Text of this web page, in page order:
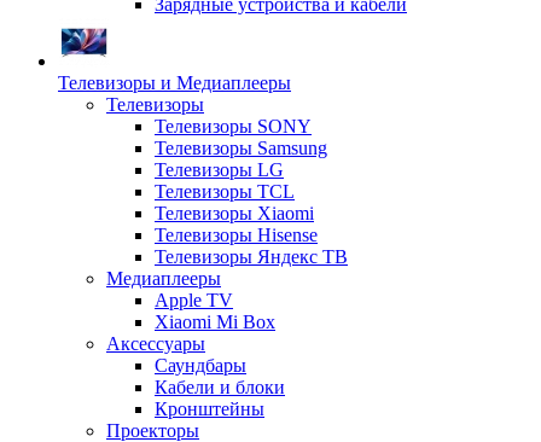
Зарядные устройства и кабели
Телевизоры и Медиаплееры
Телевизоры
Телевизоры SONY
Телевизоры Samsung
Телевизоры LG
Телевизоры TCL
Телевизоры Xiaomi
Телевизоры Hisense
Телевизоры Яндекс ТВ
Медиаплееры
Apple TV
Xiaomi Mi Box
Аксессуары
Саундбары
Кабели и блоки
Кронштейны
Проекторы